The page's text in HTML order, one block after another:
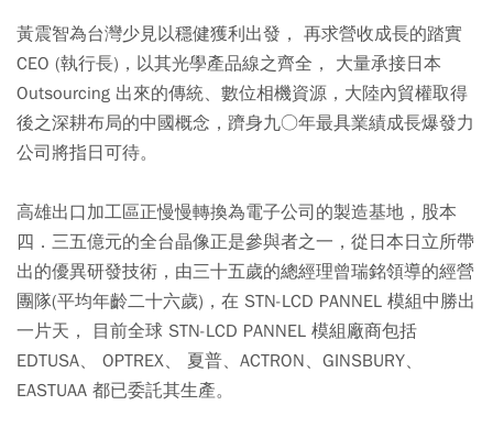
黃震智為台灣少見以穩健獲利出發， 再求營收成長的踏實
CEO (執行長)，以其光學產品線之齊全， 大量承接日本
Outsourcing 出來的傳統、數位相機資源，大陸內貿權取得
後之深耕布局的中國概念，躋身九○年最具業績成長爆發力
公司將指日可待。
高雄出口加工區正慢慢轉換為電子公司的製造基地，股本
四．三五億元的全台晶像正是參與者之一，從日本日立所帶
出的優異研發技術，由三十五歲的總經理曾瑞銘領導的經營
團隊(平均年齡二十六歲)，在 STN-LCD PANNEL 模組中勝出
一片天， 目前全球 STN-LCD PANNEL 模組廠商包括
EDTUSA、 OPTREX、 夏普、ACTRON、GINSBURY、
EASTUAA 都已委託其生產。